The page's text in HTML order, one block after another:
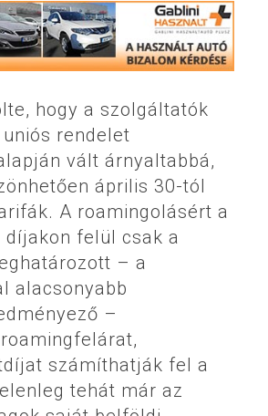
hogy a szolgáltatók
rendelet
vált árnyaltabbá,
április 30-tól
A roamingolásért a
díjakon felül csak a
– a
alacsonyabb
–
számíthatják fel a
tehát már az